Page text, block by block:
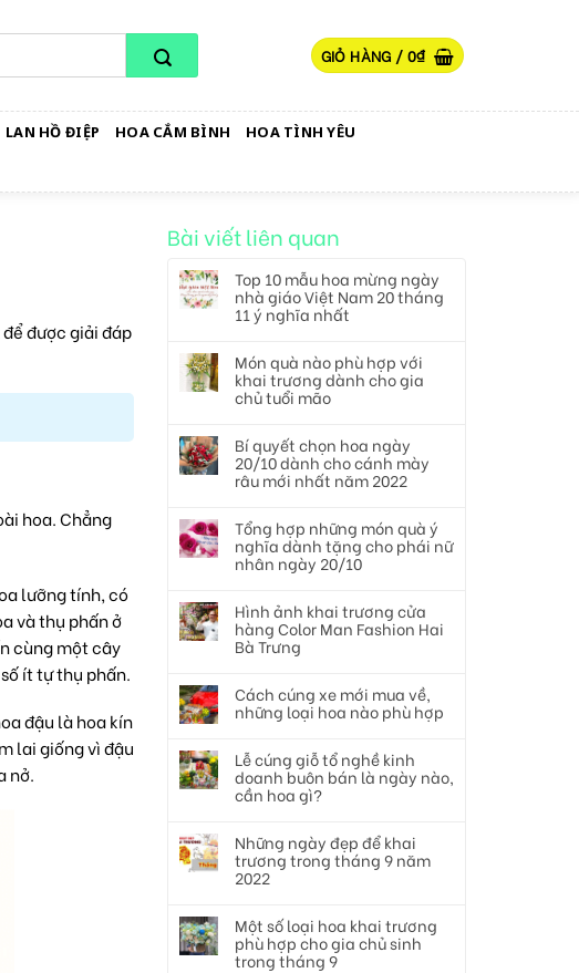
GIỎ HÀNG / 0₫
LAN HỒ ĐIỆP HOA CẮM BÌNH
HOA TÌNH YÊU
được giải đáp
hoa. Chẳng
lưỡng tính, có
và thụ phấn ở
cùng một cây
ít tự thụ phấn.
đậu là hoa kín
lai giống vì đậu
nở.
Bài viết liên quan
Top 10 mẫu hoa mừng ngày
nhà giáo Việt Nam 20 tháng
11 ý nghĩa nhất
Món quà nào phù hợp với
khai trương dành cho gia
chủ tuổi mão
Bí quyết chọn hoa ngày
20/10 dành cho cánh mày
râu mới nhất năm 2022
Tổng hợp những món quà ý
nghĩa dành tặng cho phái nữ
nhân ngày 20/10
Hình ảnh khai trương cửa
hàng Color Man Fashion Hai
Bà Trưng
Cách cúng xe mới mua về,
những loại hoa nào phù hợp
Lễ cúng giỗ tổ nghề kinh
doanh buôn bán là ngày nào,
cần hoa gì?
Những ngày đẹp để khai
trương trong tháng 9 năm
2022
Một số loại hoa khai trương
phù hợp cho gia chủ sinh
trong tháng 9